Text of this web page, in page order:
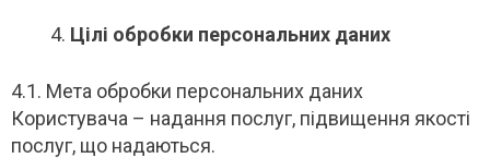
Цілі обробки персональних даних
4.1. Мета обробки персональних даних
Користувача – надання послуг, підвищення якості
послуг, що надаються.